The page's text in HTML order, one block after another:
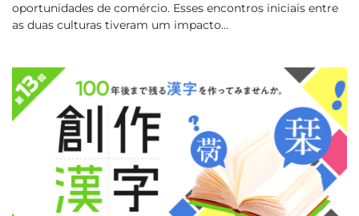
oportunidades de comércio. Esses encontros iniciais entre
as duas culturas tiveram um impacto...